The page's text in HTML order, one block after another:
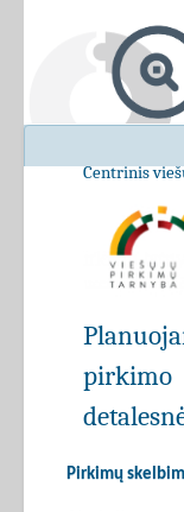
Centrinis
Pirkimų
pirkimo